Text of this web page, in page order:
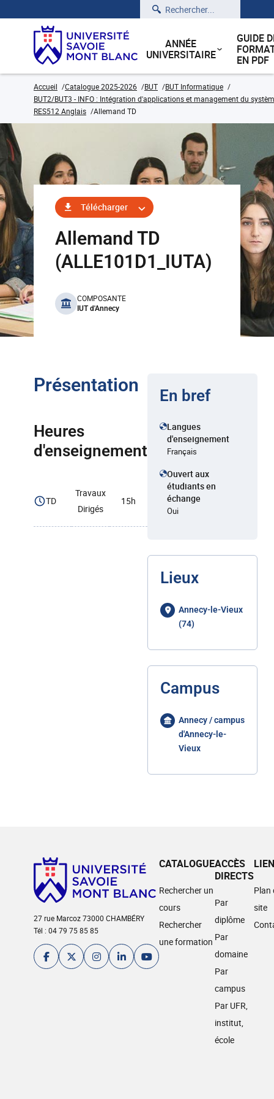
Rechercher
ANNÉE
UNIVERSITAIRE
GUIDE
EN PDF
Accueil Catalogue 2025-2026 BUT
BUT Informatique
BUT2/BUT3 - INFO : Intégration d'applications et management du
RES512 Anglais
Allemand TD
Télécharger
Allemand TD
(ALLE101D1_IUTA)
benefits
COMPOSANTE
IUT d'Annecy
Présentation
Heures
d'enseignement
TD
Travaux
Dirigés
15h
En bref
Langues
d'enseignement
Français
Ouvert aux
étudiants en
échange
Oui
Lieux
Annecy-le-Vieux
(74)
Campus
Annecy / campus
d'Annecy-le-
Vieux
27 rue Marcoz 73000 CHAMBÉRY
Tél : 04 79 75 85 85
CATALOGUE
Rechercher un
cours
Rechercher
une formation
ACCÈS
DIRECTS
Par
diplôme
Par
domaine
Par
campus
Par UFR,
institut,
école
Plan
site